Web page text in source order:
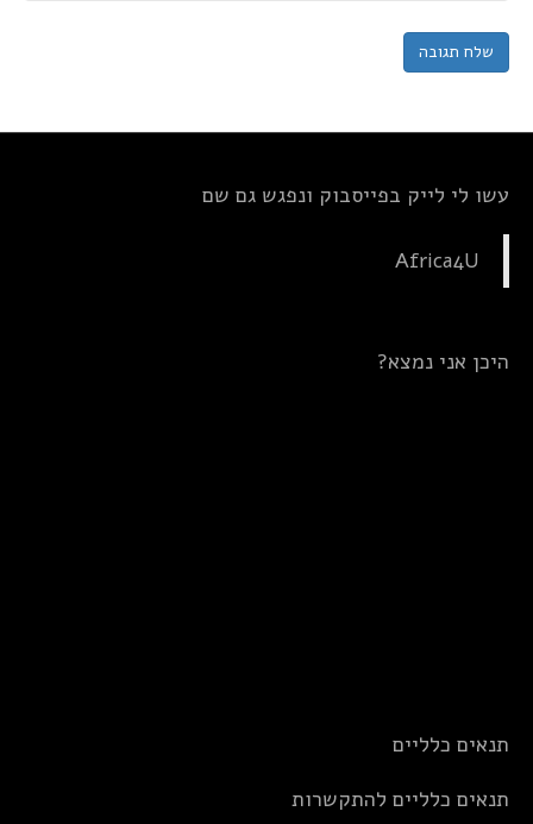
עשו לי לייק בפייסבוק ונפגש גם שם
Africa4U
היכן אני נמצא?
תנאים כלליים
תנאים כלליים להתקשרות